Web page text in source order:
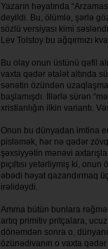
Yazarın həyatında
deyildi. Bu, ölümlə, şərlə
sözlü versiyası kimi
Lev Tolstoy bu ağqırmızı
Bu olay onun üstünü qəfil
vaxta qədər ətalət altın­da
sənətin özündən
başlamışdı. İllərlə sürən
xristian­lı­ğın ilkin variantı.
Onun bu dünyadan imtina
pisləmək, hər nə qədər
şəxsiyyətin mənəvi
pıçıltısı yetərliymiş ki,
əbədi həyat qazan­dır­maq
irəlidə­y­di.
Amma bütün bunlara
artıq primitiv pritçalara,
dönəmdən sonra o,
özünədivanın o vaxta